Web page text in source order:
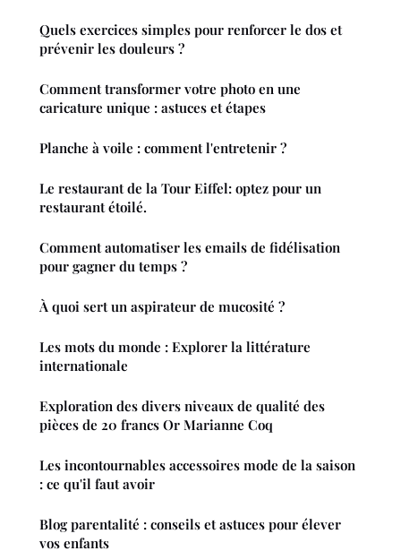
Quels exercices simples pour renforcer le dos et
prévenir les douleurs ?
Comment transformer votre photo en une
caricature unique : astuces et étapes
Planche à voile : comment l'entretenir ?
Le restaurant de la Tour Eiffel: optez pour un
restaurant étoilé.
Comment automatiser les emails de fidélisation
pour gagner du temps ?
À quoi sert un aspirateur de mucosité ?
Les mots du monde : Explorer la littérature
internationale
Exploration des divers niveaux de qualité des
pièces de 20 francs Or Marianne Coq
Les incontournables accessoires mode de la saison
: ce qu'il faut avoir
Blog parentalité : conseils et astuces pour élever
vos enfants